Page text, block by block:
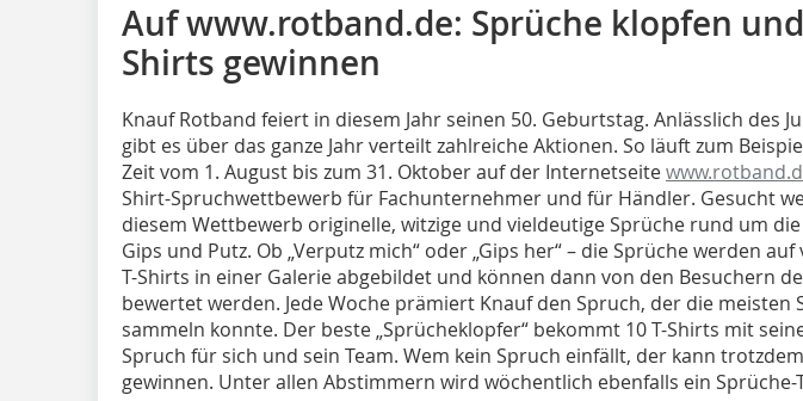
Auf www.rotband.de: Sprüche klopfen
Shirts gewinnen
Knauf Rotband feiert in diesem Jahr seinen 50. Geburtstag. Anlässlich des
gibt es über das ganze Jahr verteilt zahlreiche Aktionen. So läuft zum
Zeit vom 1. August bis zum 31. Oktober auf der Internetseite
Shirt-Spruchwettbewerb für Fachunternehmer und für Händler. Gesucht
diesem Wettbewerb originelle, witzige und vieldeutige Sprüche rund um
Gips und Putz. Ob „Verputz mich“ oder „Gips her“ – die Sprüche werden
T-Shirts in einer Galerie abgebildet und können dann von den Besuchern
bewertet werden. Jede Woche prämiert Knauf den Spruch, der die meisten
sammeln konnte. Der beste „Sprücheklopfer“ bekommt 10 T-Shirts mit
Spruch für sich und sein Team. Wem kein Spruch einfällt, der kann trotzdem
gewinnen. Unter allen Abstimmern wird wöchentlich ebenfalls ein Sprüche-